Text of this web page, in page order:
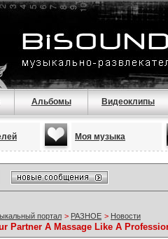
Альбомы Видеоклипы
Моя музыка
портал > РАЗНОЕ > Новости
Partner A Massage Like A